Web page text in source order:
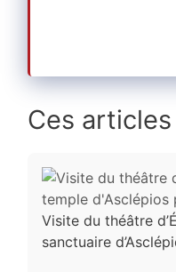
Ces
Visite du théâtre
sanctuaire